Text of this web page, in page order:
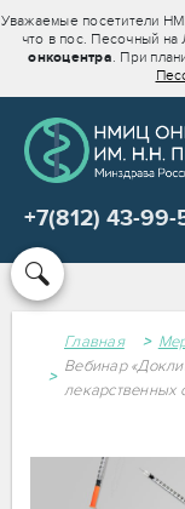
Уважаемые посетители
что в пос. Песочный на
онкоцентра. При
+7(812) 43-
Главная
Вебинар
лекарственных